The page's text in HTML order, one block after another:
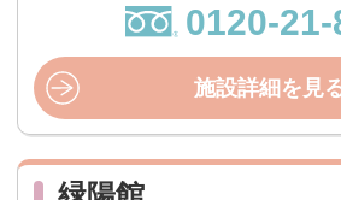
0120-
施設詳細を見